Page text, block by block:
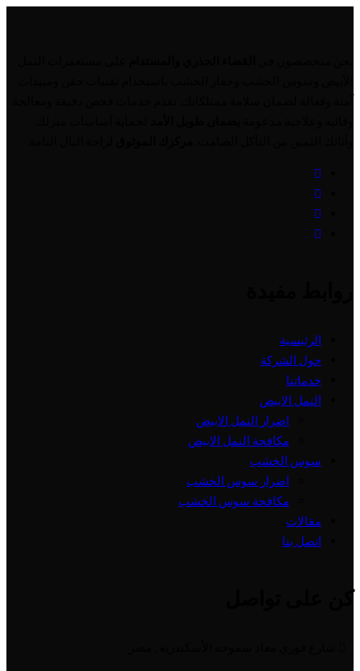
آمنة وفعالة لضمان سلامة ممتلكاتك. نقدم خدمات فحص دقيقة ومعالجة
الرئيسية
حول الشركة
خدماتنا
النمل الابيض
اضرار النمل الابيض
مكافحة النمل الابيض
سوس الخشب
اضرار سوس الخشب
مكافحة سوس الخشب
مقالات
اتصل بنا
كن على تواصل